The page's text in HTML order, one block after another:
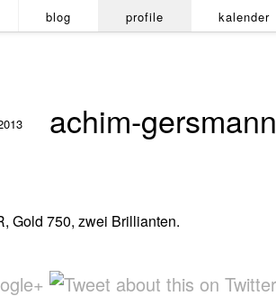
blog profile kalender
achim-
Gold 750, zwei Brillianten.